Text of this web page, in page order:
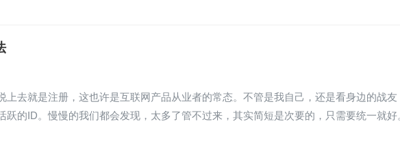
上去就是注册，这也许是互联网产品从业者的常态。不管是我自己，还是看身边的战友
跃的ID。慢慢的我们都会发现，太多了管不过来，其实简短是次要的，只需要统一就好